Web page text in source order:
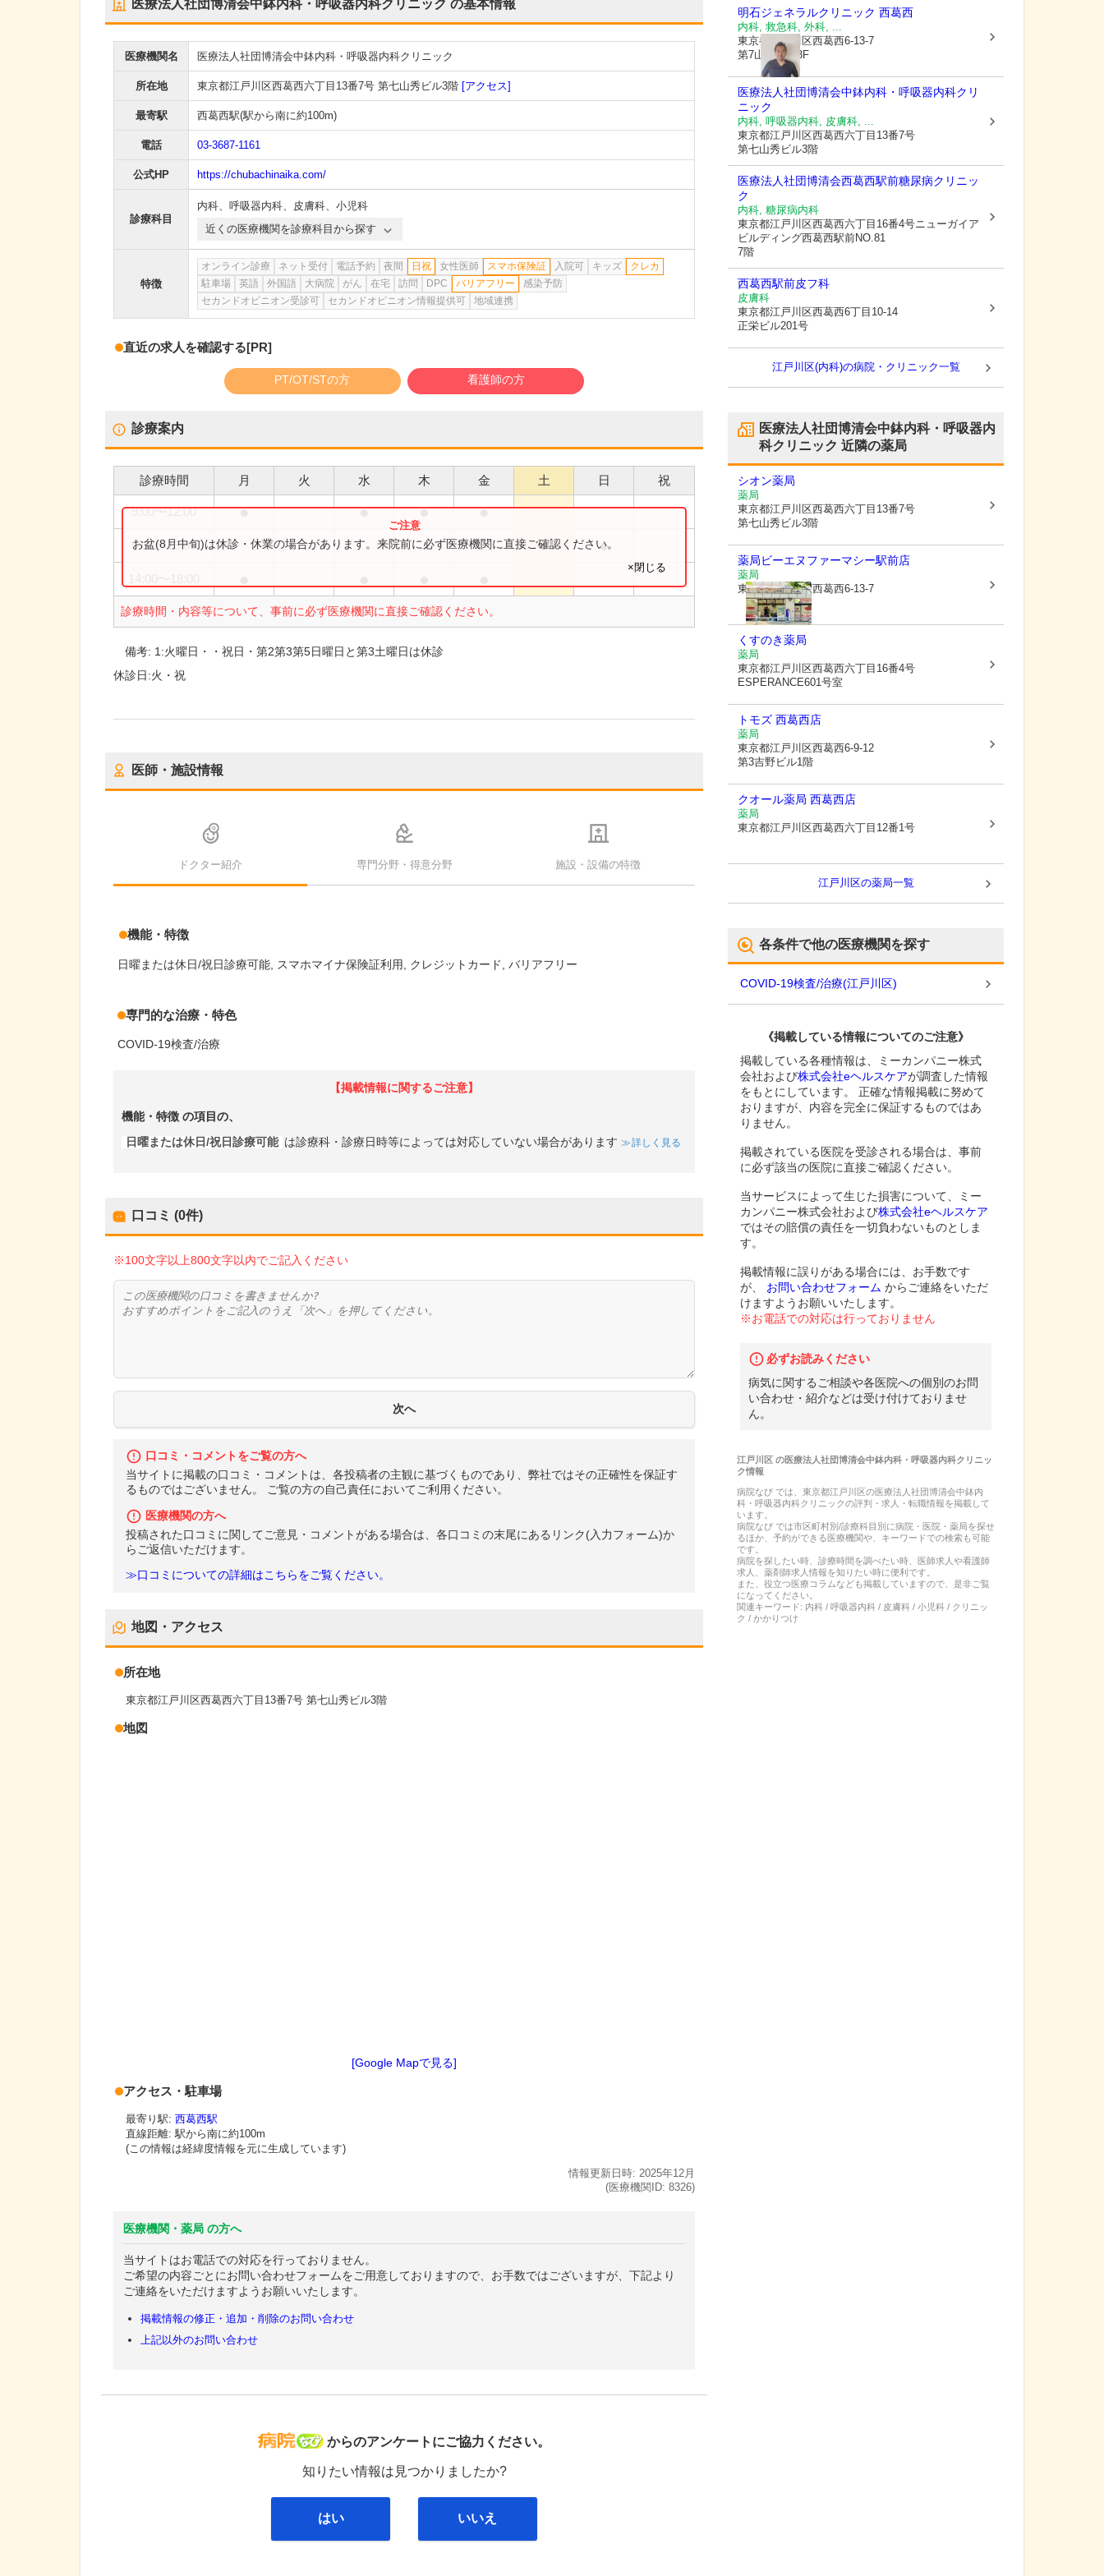
医療法人社団博清会中鉢内科・呼吸器内科クリニック の基本情報
医療機関名 医療法人社団博清会中鉢内科・呼吸器内科クリニック
所在地 東京都江戸川区西葛西六丁目13番7号 第七山秀ビル3階 [アクセス]
最寄駅 西葛西駅(駅から南に約100m)
電話 03-3687-1161
公式HP https://chubachinaika.com/
診療科目
内科、 呼吸器内科、 皮膚科、 小児科
近くの医療機関を診療科目から探す
特徴
オンライン診療 ネット受付 電話予約 夜間 日祝 女性医師 スマホ保険証 入院可 キッズ
クレカ
駐車場
英語 外国語 大病院 がん 在宅 訪問 DPC バリアフリー
感染予防
セカンドオピニオン受診可
セカンドオピニオン情報提供可 地域連携
直近の求人を確認する[PR]
PT/OT/STの方 看護師の方
診療案内
診療時間 月 火 水 木 金 土 日 祝
9:00〜12:00 ● ● ● ●
9:00〜13:00 ● ●
診療時間・内容等について、事前に必ず医療機関に直接ご確認ください。
お盆(8月中旬)は休診・休業の場合があります。来院前に必ず医療機関に直接ご確認ください。
×閉じる
備考: 1:火曜日・・祝日・第2第3第5日曜日と第3土曜日は休診
休診日:火・祝
医師・施設情報
ドクター紹介 専門分野・得意分野 施設・設備の特徴
機能・特徴
日曜または休日/祝日診療可能 スマホマイナ保険証利用 クレジットカード バリアフリー
専門的な治療・特色
COVID-19検査/治療
【掲載情報に関するご注意】
機能・特徴 の項目の、
日曜または休日/祝日診療可能 は診療科・診療日時等によっては対応していない場合があります 詳しく見る
口コミ (0件)
※100文字以上800文字以内でご記入ください
口コミ・コメントをご覧の方へ
当サイトに掲載の口コミ・コメントは、各投稿者の主観に基づくものであり、弊社ではその正確性を保証す
るものではございません。 ご覧の方の自己責任においてご利用ください。
医療機関の方へ
投稿された口コミに関してご意見・コメントがある場合は、各口コミの末尾にあるリンク(入力フォーム)か
らご返信いただけます。
≫口コミについての詳細はこちらをご覧ください。
地図・アクセス
所在地
東京都江戸川区西葛西六丁目13番7号 第七山秀ビル3階
地図
[Google Mapで見る]
アクセス・駐車場
最寄り駅: 西葛西駅
直線距離: 駅から南に約100m
(この情報は経緯度情報を元に生成しています)
情報更新日時: 2025年12月
(医療機関ID: 8326)
医療機関・薬局 の方へ
当サイトはお電話での対応を行っておりません。
ご希望の内容ごとにお問い合わせフォームをご用意しておりますので、お手数ではございますが、下記より
ご連絡をいただけますようお願いいたします。
掲載情報の修正・追加・削除のお問い合わせ
上記以外のお問い合わせ
病院なび
からのアンケートにご協力ください。
知りたい情報は見つかりましたか?
はい いいえ
明石ジェネラルクリニック 西葛西
内科, 救急科, 外科, ...
東京都江戸川区西葛西6-13-7
第7山秀ビル3F
医療法人社団博清会中鉢内科・呼吸器内科クリ
ニック
内科, 呼吸器内科, 皮膚科, ...
東京都江戸川区西葛西六丁目13番7号
第七山秀ビル3階
医療法人社団博清会西葛西駅前糖尿病クリニッ
ク
内科, 糖尿病内科
東京都江戸川区西葛西六丁目16番4号ニューガイア
ビルディング西葛西駅前NO.81
7階
西葛西駅前皮フ科
皮膚科
東京都江戸川区西葛西6丁目10-14
正栄ビル201号
江戸川区(内科)の病院・クリニック一覧
医療法人社団博清会中鉢内科・呼吸器内
科クリニック 近隣の薬局
シオン薬局
薬局
東京都江戸川区西葛西六丁目13番7号
第七山秀ビル3階
薬局ビーエヌファーマシー駅前店
薬局
東京都江戸川区西葛西6-13-7
くすのき薬局
薬局
東京都江戸川区西葛西六丁目16番4号
ESPERANCE601号室
トモズ 西葛西店
薬局
東京都江戸川区西葛西6-9-12
第3吉野ビル1階
クオール薬局 西葛西店
薬局
東京都江戸川区西葛西六丁目12番1号
江戸川区の薬局一覧
各条件で他の医療機関を探す
COVID-19検査/治療(江戸川区)
《掲載している情報についてのご注意》
掲載している各種情報は、ミーカンパニー株式
会社および株式会社eヘルスケアが調査した情報
をもとにしています。 正確な情報掲載に努めて
おりますが、内容を完全に保証するものではあ
りません。
掲載されている医院を受診される場合は、事前
に必ず該当の医院に直接ご確認ください。
当サービスによって生じた損害について、ミー
カンパニー株式会社および株式会社eヘルスケア
ではその賠償の責任を一切負わないものとしま
す。
掲載情報に誤りがある場合には、お手数です
が、
お問い合わせフォーム からご連絡をいただ
けますようお願いいたします。
※お電話での対応は行っておりません
必ずお読みください
病気に関するご相談や各医院への個別のお問
い合わせ・紹介などは受け付けておりませ
ん。
江戸川区の医療法人社団博清会中鉢内科・呼吸器内科クリニッ
ク情報
病院なび では、 東京都江戸川区の医療法人社団博清会中鉢内
科・呼吸器内科クリニックの評判・求人・転職情報を掲載して
います。
病院なび では市区町村別/診療科目別に病院・医院・薬局を探せ
るほか、予約ができる医療機関や、キーワードでの検索も可能
です。
病院を探したい時、診療時間を調べたい時、医師求人や看護師
求人、薬剤師求人情報を知りたい時に便利です。
また、役立つ医療コラムなども掲載していますので、是非ご覧
になってください。
関連キーワード: 内科 / 呼吸器内科 / 皮膚科 / 小児科 / クリニッ
ク / かかりつけ